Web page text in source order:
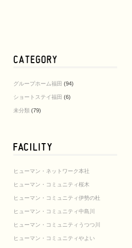
グループホーム福田 (94)
ショートステイ福田 (6)
未分類 (79)
ヒューマン・ネットワーク本社
ヒューマン・コミュニティ桜木
ヒューマン・コミュニティ伊勢の杜
ヒューマン・コミュニティ中島川
ヒューマン・コミュニティうつつ川
ヒューマン・コミュニティやよい